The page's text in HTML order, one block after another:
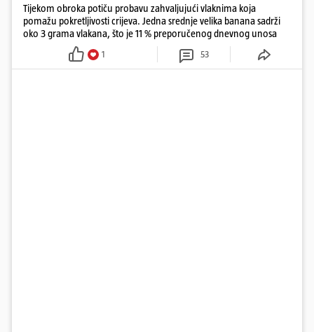
Tijekom obroka potiču probavu zahvaljujući vlaknima koja
pomažu pokretljivosti crijeva. Jedna srednje velika banana sadrži
oko 3 grama vlakana, što je 11 % preporučenog dnevnog unosa
1 53